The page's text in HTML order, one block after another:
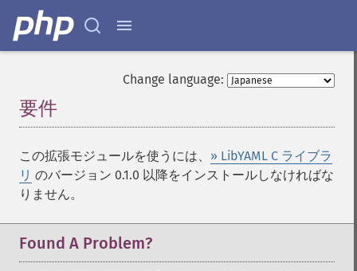
Change language:
要件
この拡張モジュールを使うには、 » LibYAML C ライブラ
リ のバージョン 0.1.0 以降をインストールしなければな
りません。
Found A Problem?